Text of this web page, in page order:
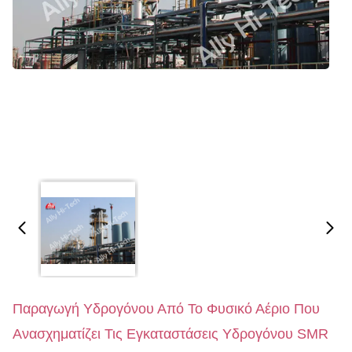
Παραγωγή Υδρογόνου Από Το Φυσικό Αέριο Που
Ανασχηματίζει Τις Εγκαταστάσεις Υδρογόνου SMR